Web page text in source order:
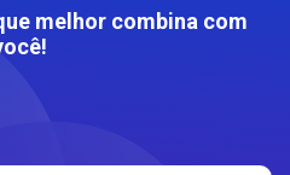
melhor combina com